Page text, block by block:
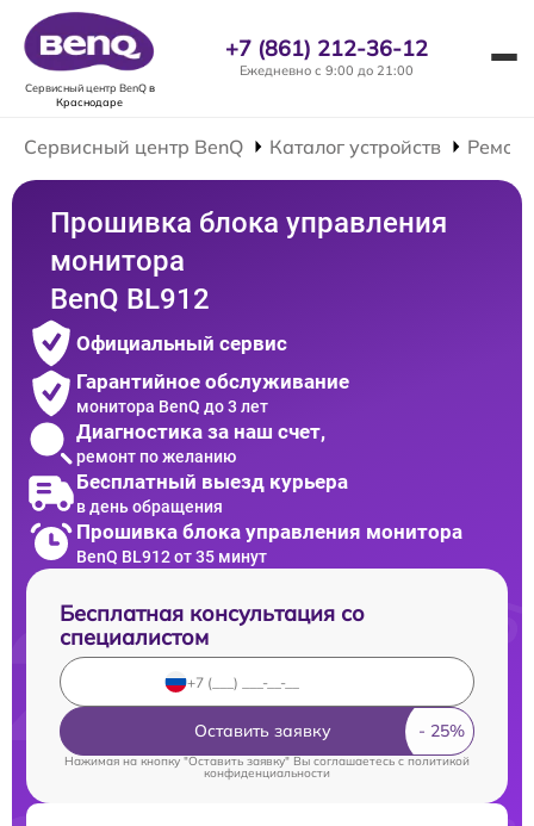
Сервисный центр BenQв
Краснодаре
+7 (861) 212-36-12
Ежедневно с 9:00 до 21:00
Сервисный центр BenQ Каталог устройств
Прошивка блока управления
монитора
BenQ BL912
Официальный сервис
Гарантийное обслуживание
монитора BenQ до 3 лет
Диагностика за наш счет,
ремонт по желанию
Бесплатный выезд курьера
в день обращения
Прошивка блока управления монитора
BenQ BL912 от 35 минут
Бесплатная консультация со
специалистом
Оставить заявку
Нажимая на кнопку "Оставить заявку" Вы соглашаетесь cполитикой
конфиденциальности